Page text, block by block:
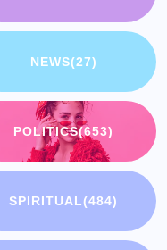
NEWS(27)
POLITICS(653)
SPIRITUAL(484)